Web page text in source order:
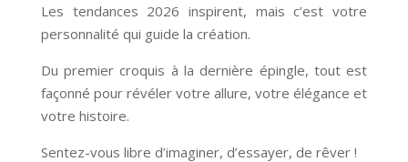
Les tendances 2026 inspirent, mais c’est votre
personnalité qui guide la création.
Du premier croquis à la dernière épingle, tout est
façonné pour révéler votre allure, votre élégance et
votre histoire.
Sentez-vous libre d’imaginer, d’essayer, de rêver !